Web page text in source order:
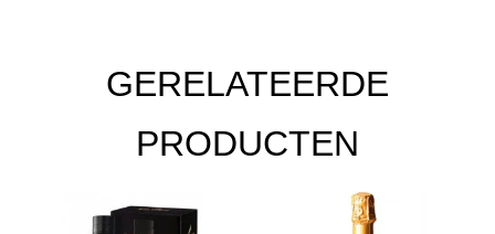
GERELATEERDE
PRODUCTEN